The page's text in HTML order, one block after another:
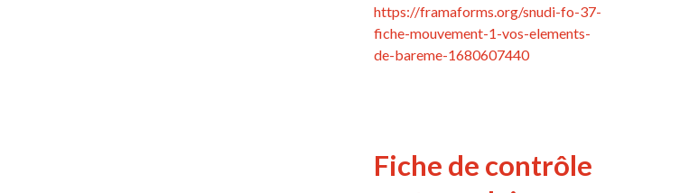
https://framaforms.org/snudi-fo-37-
fiche-mouvement-1-vos-elements-
de-bareme-1680607440
Fiche de contrôle